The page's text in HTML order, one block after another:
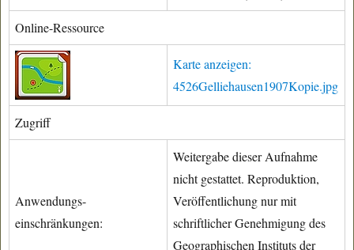
Online-Ressource
Karte anzeigen:
4526Gelliehausen1907Kopie.jpg
Zugriff
Anwendungs-
einschränkungen:
Weitergabe dieser Aufnahme
nicht gestattet. Reproduktion,
Veröffentlichung nur mit
schriftlicher Genehmigung des
Geographischen Instituts der